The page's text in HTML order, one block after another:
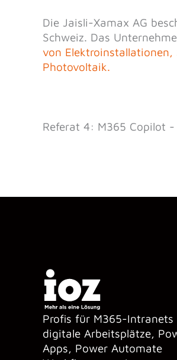
Die Jaisli-Xamax AG
Schweiz. Das
von Elektroinstallationen,
Photovoltaik.
Referat 4: M365 Copilot
Profis für M365-Intranets
digitale Arbeitsplätze,
Apps, Power Automate